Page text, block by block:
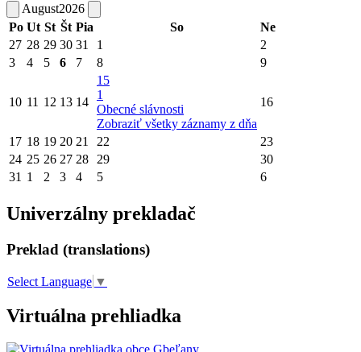
August2026
Po Ut St Št Pia So
Ne
27 28 29 30 31 1
2
3
4 5 6 7 8 9
10 11 12 13 14
15
1
Obecné slávnosti
Zobraziť všetky záznamy z dňa
16
17 18 19 20 21 22
23
24 25 26 27 28 29
30
31 1 2 3 4 5 6
Univerzálny prekladač
Preklad (translations)
Select Language ▼
Virtuálna prehliadka